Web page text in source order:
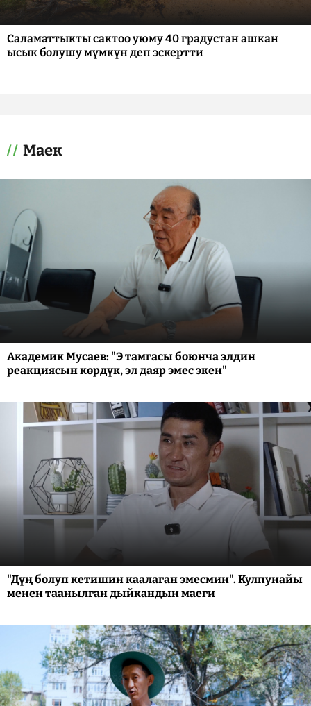
Саламаттыкты сактоо уюму 40 градустан ашкан
ысык болушу мүмкүн деп эскертти
Маек
Академик Мусаев: "Э тамгасы боюнча элдин
реакциясын көрдүк, эл даяр эмес экен"
"Дүң болуп кетишин каалаган эмесмин". Кулпунайы
менен таанылган дыйкандын маеги